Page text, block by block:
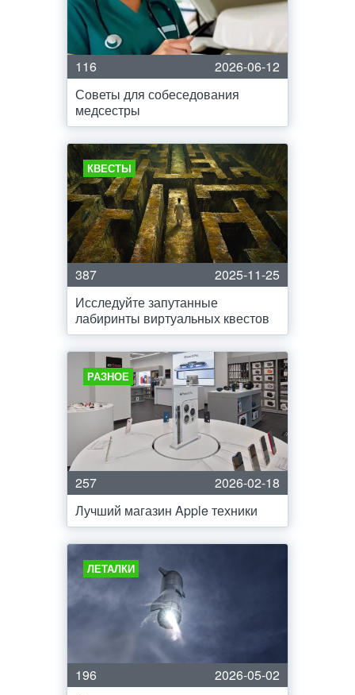
116
2026-06-12
Советы для собеседования
медсестры
КВЕСТЫ
387
2025-11-25
Исследуйте запутанные
лабиринты виртуальных квестов
РАЗНОЕ
257
2026-02-18
Лучший магазин Apple техники
ЛЕТАЛКИ
196
2026-05-02